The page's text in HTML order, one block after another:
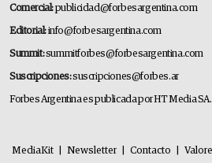
Comercial:publicidad@forbesargentina.com
Editorial:info@forbesargentina.com
Summit:summitforbes@forbesargentina.com
Suscripciones:suscripciones@forbes.ar
Forbes Argentina es publicada por HT Media SA.
MediaKit Newsletter Contacto